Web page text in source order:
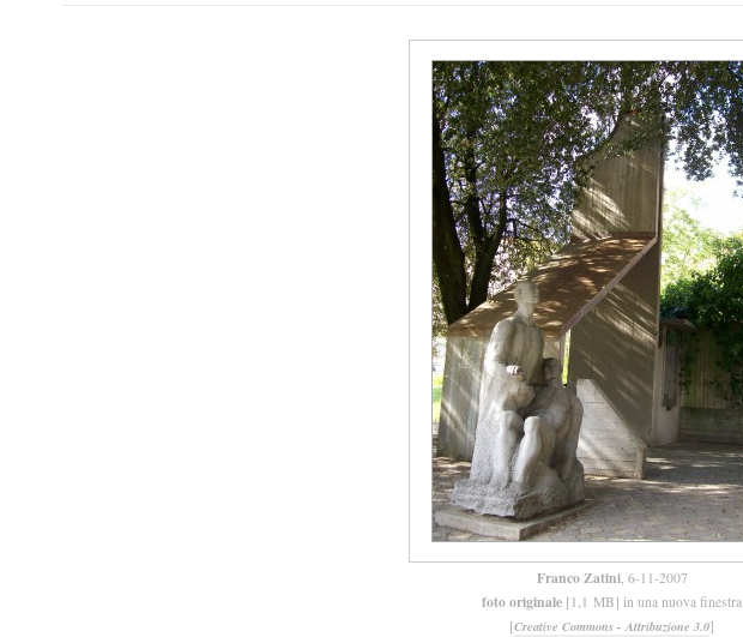
Franco Zatini, 6-11-2007
foto originale [1,1 MB] in una nuova finestra
[Creative Commons - Attribuzione 3.0]